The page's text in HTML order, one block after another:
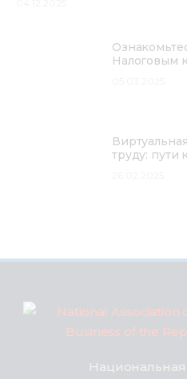
Налоговым
труду: пути